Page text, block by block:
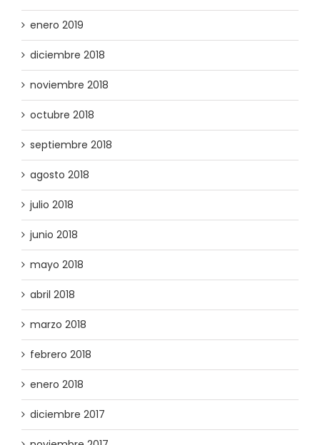
enero 2019
diciembre 2018
noviembre 2018
octubre 2018
septiembre 2018
agosto 2018
julio 2018
junio 2018
mayo 2018
abril 2018
marzo 2018
febrero 2018
enero 2018
diciembre 2017